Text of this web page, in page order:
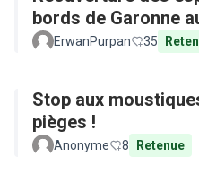
bords de Garonne
ErwanPurpan 35
Stop aux
pièges !
Anonyme 8 Retenue